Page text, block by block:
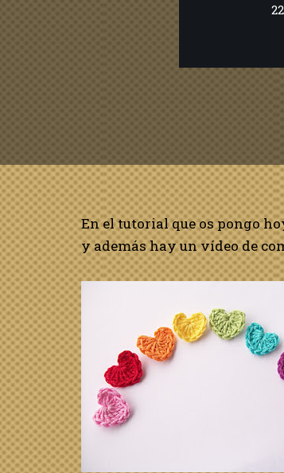
En el tutorial que os pongo
y además hay un vídeo de